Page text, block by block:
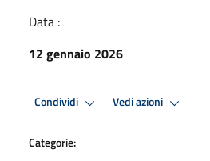
Data :
12 gennaio 2026
Condividi Vedi azioni
Categorie: